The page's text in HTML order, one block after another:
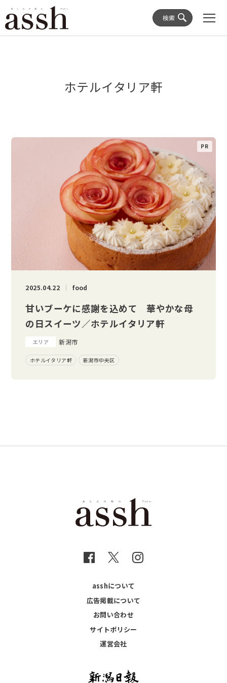
検索
ホテルイタリア軒
2025.04.22 food
甘いブーケに感謝を込めて 華やかな母
の日スイーツ／ホテルイタリア軒
エリア 新潟市
ホテルイタリア軒 新潟市中央区
asshについて
広告掲載について
お問い合わせ
サイトポリシー
運営会社